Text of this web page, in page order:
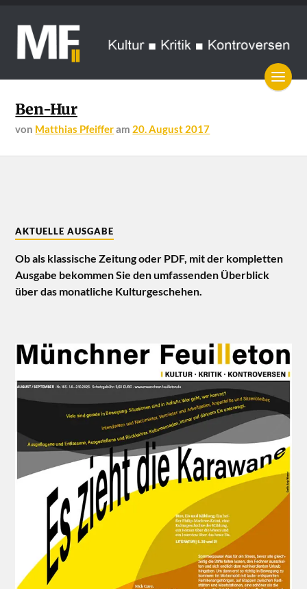
Ben-Hur
von Matthias Pfeifferam 20. August 2017
AKTUELLE AUSGABE
Ob als klassische Zeitung oder PDF, mit der kompletten
Ausgabe bekommen Sie den umfassenden Überblick
über das monatliche Kulturgeschehen.